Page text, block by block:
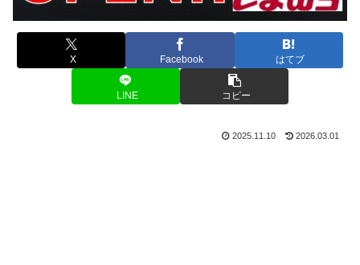
X Facebook はてブ
LINE コピー
2025.11.10 2026.03.01